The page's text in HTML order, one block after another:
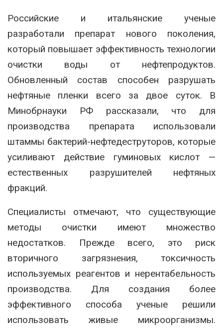
Российские и итальянские ученые
разработали препарат нового поколения,
который повышает эффективность технологии
очистки воды от нефтепродуктов.
Обновленный состав способен разрушать
нефтяные пленки всего за двое суток. В
Минобрнауки РФ рассказали, что для
производства препарата использовали
штаммы бактерий-нефтедеструторов, которые
усиливают действие гуминовых кислот —
естественных разрушителей нефтяных
фракций.
Специалисты отмечают, что существующие
методы очистки имеют множество
недостатков. Прежде всего, это риск
вторичного загрязнения, токсичность
используемых реагентов и нерентабельность
производства. Для создания более
эффективного способа ученые решили
использовать живые микроорганизмы.